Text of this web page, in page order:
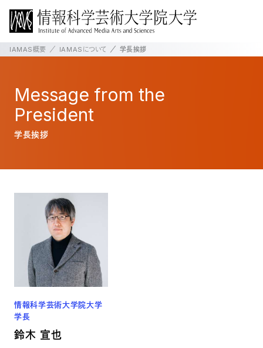
IAMAS概要 IAMASについて 学長挨拶
Message from the
President
学長挨拶
情報科学芸術大学院大学
学長
鈴木 宣也